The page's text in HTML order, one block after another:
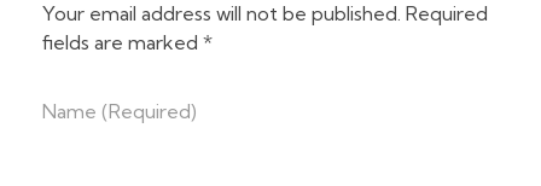
Your email address will not be published. Required
fields are marked *
Name (required)